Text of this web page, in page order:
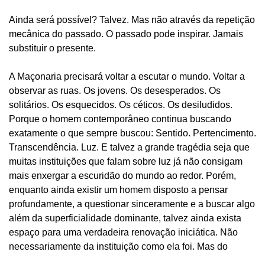
Ainda será possível? Talvez. Mas não através da repetição
mecânica do passado. O passado pode inspirar. Jamais
substituir o presente.
A Maçonaria precisará voltar a escutar o mundo. Voltar a
observar as ruas. Os jovens. Os desesperados. Os
solitários. Os esquecidos. Os céticos. Os desiludidos.
Porque o homem contemporâneo continua buscando
exatamente o que sempre buscou: Sentido. Pertencimento.
Transcendência. Luz. E talvez a grande tragédia seja que
muitas instituições que falam sobre luz já não consigam
mais enxergar a escuridão do mundo ao redor. Porém,
enquanto ainda existir um homem disposto a pensar
profundamente, a questionar sinceramente e a buscar algo
além da superficialidade dominante, talvez ainda exista
espaço para uma verdadeira renovação iniciática. Não
necessariamente da instituição como ela foi. Mas do